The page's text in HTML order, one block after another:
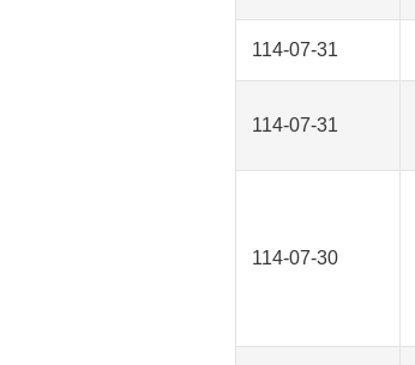
114-07-31
114-07-31
114-07-30